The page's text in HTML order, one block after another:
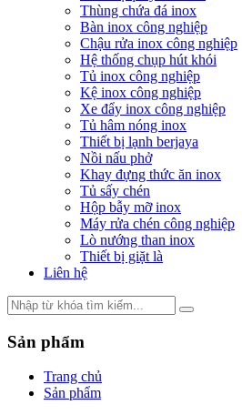
Thùng chứa đá inox
Bàn inox công nghiệp
Chậu rửa inox công nghiệp
Hệ thống chụp hút khói
Tủ inox công nghiệp
Kệ inox công nghiệp
Xe đẩy inox công nghiệp
Tủ hâm nóng inox
Thiết bị lạnh berjaya
Nồi nấu phở
Khay đựng thức ăn inox
Tủ sấy chén
Hộp bẫy mỡ inox
Máy rửa chén công nghiệp
Lò nướng than inox
Thiết bị giặt là
Liên hệ
Sản phẩm
Trang chủ
Sản phẩm